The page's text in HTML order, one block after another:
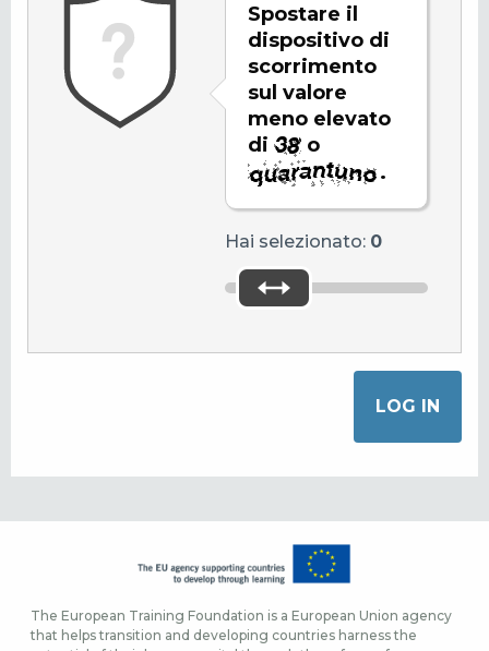
Spostare il
dispositivo di
scorrimento
sul valore
meno elevato
di
o
.
Hai selezionato: 0
The European Training Foundation is a European Union agency
that helps transition and developing countries harness the